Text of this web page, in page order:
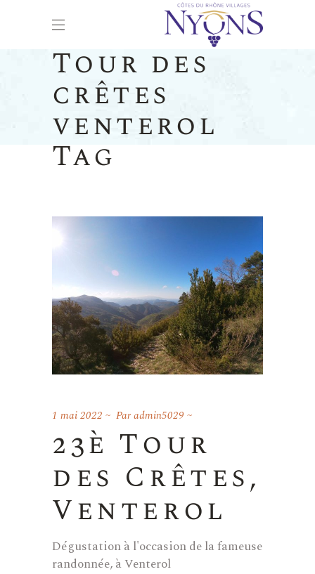
Tour des
crêtes
venterol
Tag
1 mai 2022 Paradmin5029
23è Tour
des Crêtes,
Venterol
Dégustation à l'occasion de la fameuse
randonnée, à Venterol